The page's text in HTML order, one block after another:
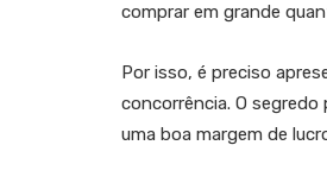
comprar em grande
Por isso, é preciso
concorrência. O
uma boa margem de